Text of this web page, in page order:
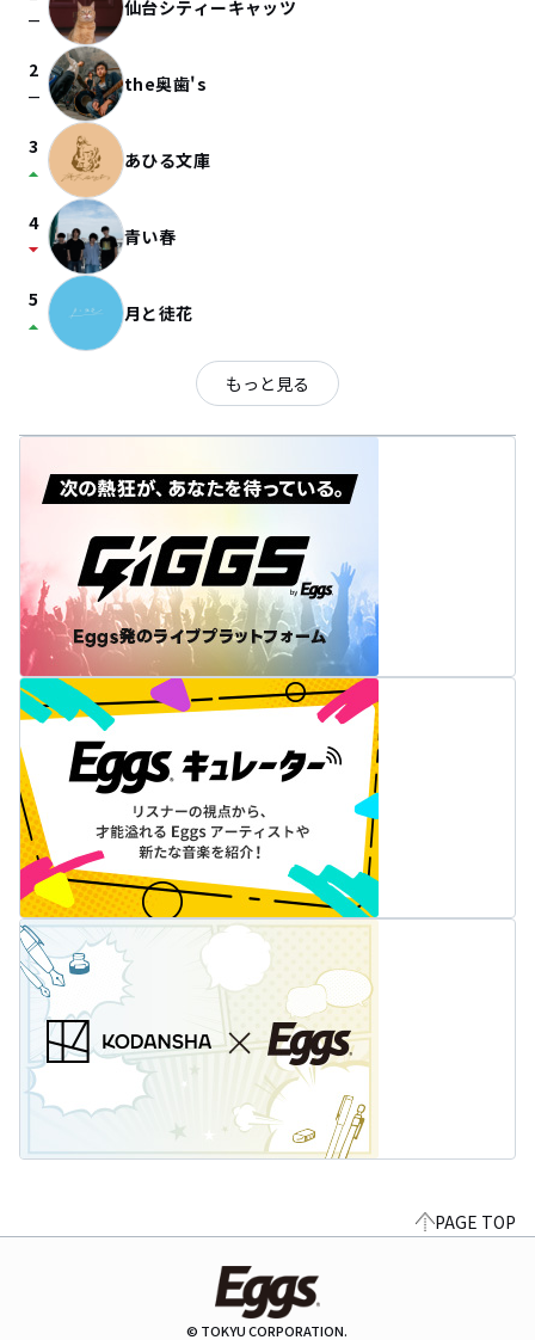
check_indeterminate_small 仙台シティーキャッツ
2
check_indeterminate_small the奥歯's
3
arrow_drop_up あひる文庫
4
arrow_drop_down 青い春
5
arrow_drop_up 月と徒花
もっと見る
PAGE TOP
© TOKYU CORPORATION.